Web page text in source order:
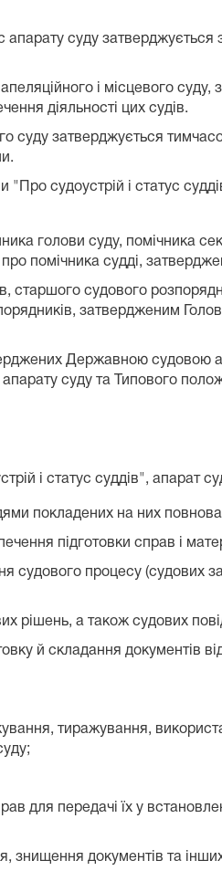
апарату суду
і місцевого
діяльності цих судів.
суду затверджується
"Про судоустрій і статус
голови суду,
помічника судді,
старшого судового
затвердженим
Державною судовою
суду та Типового
і статус суддів", апарат
покладених на них
підготовки справ і
процесу (судових
а також судових
й складання документів
тиражування,
для передачі їх у
документів та